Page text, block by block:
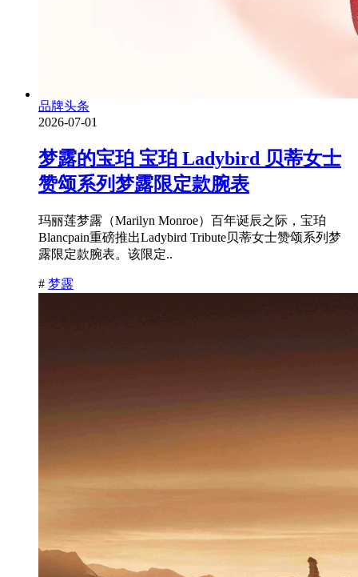
品牌头条
2026-07-01
梦露的宝珀 宝珀 Ladybird 贝蒂女士
赞颂系列梦露限定款腕表
玛丽莲梦露（Marilyn Monroe）百年诞辰之际，宝珀
Blancpain重磅推出Ladybird Tribute贝蒂女士赞颂系列梦
露限定款腕表。该限定..
# 梦露